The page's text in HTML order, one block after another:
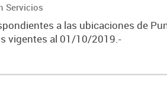
Servicios
a las ubicaciones de
vigentes al 01/10/2019.-